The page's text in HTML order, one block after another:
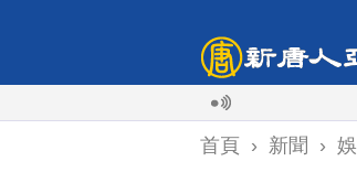
首頁 › 新聞 ›